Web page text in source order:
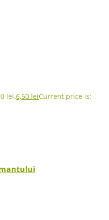
lei.6,50 leiCurrent price is: